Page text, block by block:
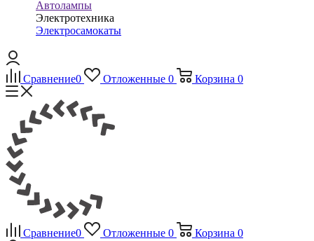
Автолампы
Электротехника
Электросамокаты
Сравнение0 Отложенные 0 Корзина 0
Сравнение0 Отложенные 0 Корзина 0